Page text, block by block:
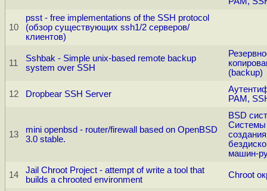
10
psst - free implementations of the SSH protocol
(обзор существующих ssh1/2 серверов/
клиентов)
11
Sshbak - Simple unix-based remote backup
system over SSH
(backup)
12 Dropbear SSH Server
PAM,
13
mini openbsd - router/firewall based on OpenBSD
3.0 stable.
BSD
Системы
создания
машин-
14
Jail Chroot Project - attempt of write a tool that
builds a chrooted environment
Chroot